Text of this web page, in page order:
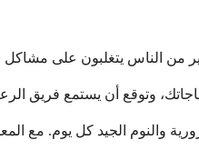
والنوم الجيد كل يوم. مع